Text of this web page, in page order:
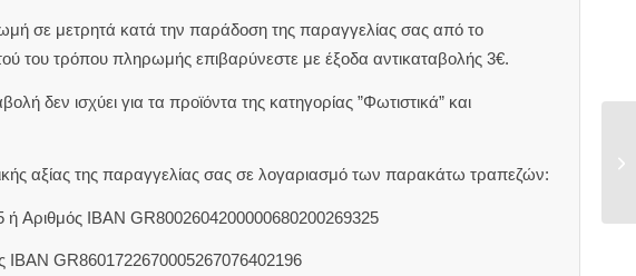
σε μετρητά κατά την παράδοση της παραγγελίας σας από το
του τρόπου πληρωμής επιβαρύνεστε με έξοδα αντικαταβολής 3€.
δεν ισχύει για τα προϊόντα της κατηγορίας ”Φωτιστικά” και
αξίας της παραγγελίας σας σε λογαριασμό των παρακάτω τραπεζών:
Aριθμός IBAN GR8002604200000680200269325
IBAN GR8601722670005267076402196